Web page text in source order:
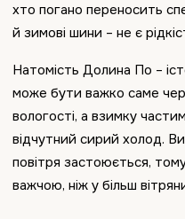
хто погано переносить
й зимові шини – не є
Натомість Долина По –
може бути важко саме
вологості, а взимку
відчутний сирий холод.
повітря застоюється,
важчою, ніж у більш